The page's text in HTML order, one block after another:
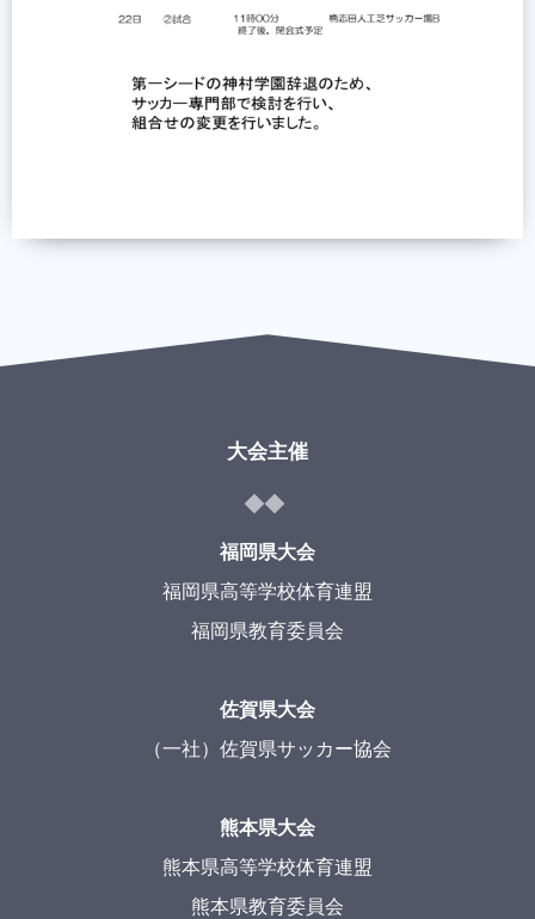
大会主催
福岡県大会
福岡県高等学校体育連盟
福岡県教育委員会
佐賀県大会
（一社）佐賀県サッカー協会
熊本県大会
熊本県高等学校体育連盟
熊本県教育委員会